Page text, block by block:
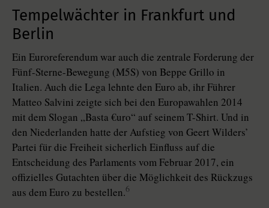
Tempelwächter in Frankfurt und
Berlin
Ein Euroreferendum war auch die zentrale Forderung der
Fünf-Sterne-Bewegung (M5S) von Beppe Grillo in
Italien. Auch die Lega lehnte den Euro ab, ihr Führer
Matteo Salvini zeigte sich bei den Europawahlen 2014
mit dem Slogan „Basta €uro“ auf seinem T-Shirt. Und in
den Niederlanden hatte der Aufstieg von Geert Wilders’
Partei für die Freiheit sicherlich Einfluss auf die
Entscheidung des Parlaments vom Februar 2017, ein
offizielles Gutachten über die Möglichkeit des Rückzugs
aus dem Euro zu bestellen.6